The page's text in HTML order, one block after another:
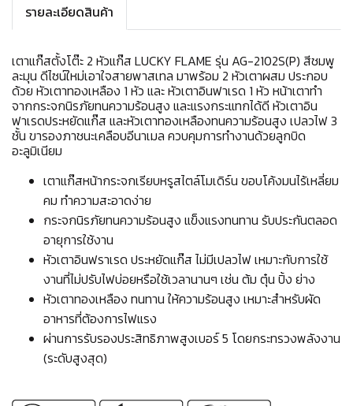
รายละเอียดสินค้า
เตาแก๊สตั้งโต๊ะ 2 หัวแก๊ส LUCKY FLAME รุ่น AG-2102S(P) สีชมพู
ละมุน ดีไซน์ใหม่เอาใจสายพาสเทล มาพร้อม 2 หัวเตาผสม ประกอบ
ด้วย หัวเตาทองเหลือง 1 หัว และ หัวเตาอินฟาเรด 1 หัว หน้าเตาทำ
จากกระจกนิรภัยทนความร้อนสูง และแรงกระแทกได้ดี หัวเตาอิน
ฟาเรดประหยัดแก๊ส และหัวเตาทองเหลืองทนความร้อนสูง เปลวไฟ 3
ชั้น ขารองภาชนะเคลือบอีนาเมล ควบคุมการทำงานด้วยลูกบิด
อะลูมิเนียม
เตาแก๊สหน้ากระจกเรียบหรูสไตล์โมเดิร์น ขอบโค้งมนไร้เหลี่ยม
คม ทำความสะอาดง่าย
กระจกนิรภัยทนความร้อนสูง แข็งแรงทนทาน รับประกันตลอด
อายุการใช้งาน
หัวเตาอินฟราเรด ประหยัดแก๊ส ไม่มีเปลวไฟ เหมาะกับการใช้
งานที่ไม่ปรับไฟบ่อยหรือใช้เวลานานๆ เช่น ต้ม ตุ๋น ปิ้ง ย่าง
หัวเตาทองเหลือง ทนทาน ให้ความร้อนสูง เหมาะสำหรับผัด
อาหารที่ต้องการไฟแรง
ผ่านการรับรองประสิทธิภาพสูงเบอร์ 5 โดยกระทรวงพลังงาน
(ระดับสูงสุด)